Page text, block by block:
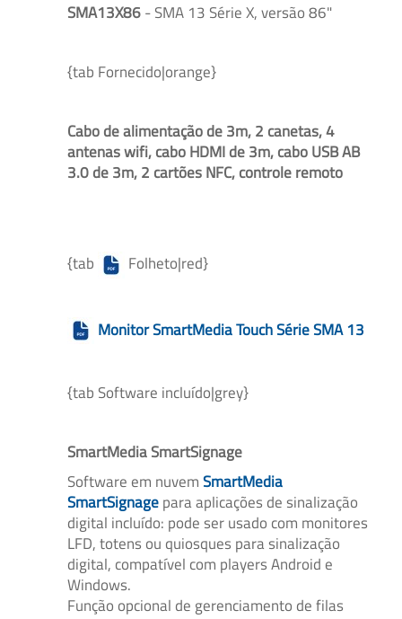
SMA13X86- SMA 13 Série X, versão 86"
{tab Fornecido|orange}
Cabo de alimentação de 3m, 2 canetas, 4
antenas wifi, cabo HDMI de 3m, cabo USB AB
3.0 de 3m, 2 cartões NFC, controle remoto
{tab Folheto|red}
Monitor SmartMedia Touch Série SMA 13
{tab Software incluído|grey}
SmartMedia SmartSignage
Software em nuvemSmartMedia
SmartSignagepara aplicações de sinalização
digital incluído: pode ser usado com monitores
LFD, totens ou quiosques para sinalização
digital, compatível com players Android e
Windows.
Função opcional de gerenciamento de filas